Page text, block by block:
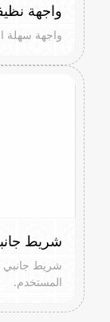
واجهة
واجهة سهلة
شريط
شريط جانبي
المستخدم.